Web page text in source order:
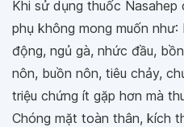
Khi sử dụng thuốc
phụ không mong muốn
động, ngủ gà, nhức đầu,
nôn, buồn nôn, tiêu chảy,
triệu chứng ít gặp hơn mà
Chóng mặt toàn thân, kích